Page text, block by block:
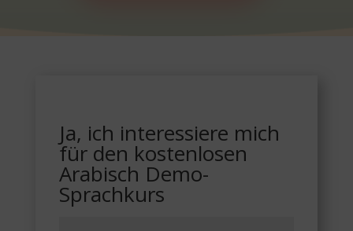
Ja, ich interessiere mich
für den kostenlosen
Arabisch Demo-
Sprachkurs